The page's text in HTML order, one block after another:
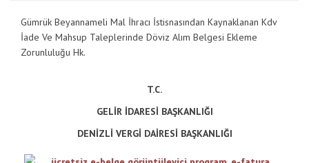
Gümrük Beyannameli Mal İhracı İstisnasından Kaynaklanan Kdv
İade Ve Mahsup Taleplerinde Döviz Alım Belgesi Ekleme
Zorunluluğu Hk.
T.C.
GELİR İDARESİ BAŞKANLIĞI
DENİZLİ VERGİ DAİRESİ BAŞKANLIĞI